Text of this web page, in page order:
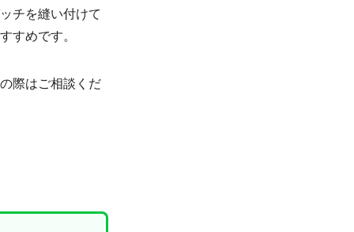
チを縫い付けて
すめです。
際はご相談くだ